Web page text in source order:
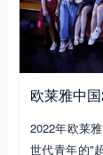
欧莱雅中
2022年欧莱
世代青年的"